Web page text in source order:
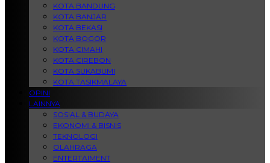
KOTA BANDUNG
KOTA BANJAR
KOTA BEKASI
KOTA BOGOR
KOTA CIMAHI
KOTA CIREBON
KOTA SUKABUMI
KOTA TASIKMALAYA
OPINI
LAINNYA
SOSIAL & BUDAYA
EKONOMI & BISNIS
TEKNOLOGI
OLAHRAGA
ENTERTAIMENT